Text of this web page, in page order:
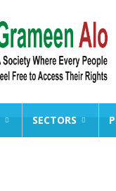
SECTORS